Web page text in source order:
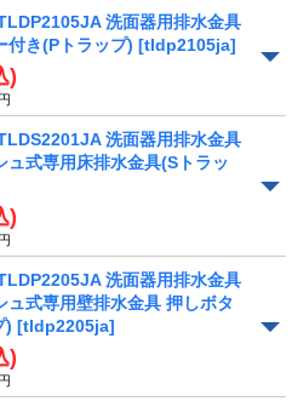
洗面器用排水金具
付き(Pトラップ) [tldp2105ja]
)
洗面器用排水金具
ュ式専用床排水金具(Sトラッ
)
洗面器用排水金具
ュ式専用壁排水金具 押しボタ
) [tldp2205ja]
)